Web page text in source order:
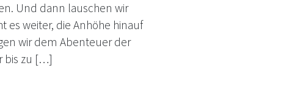
Und dann lauschen wir
es weiter, die Anhöhe hinauf
wir dem Abenteuer der
bis zu […]